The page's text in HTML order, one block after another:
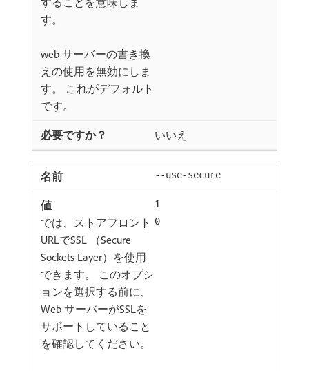
す。
web サーバーの書き換
えの使用を無効にしま
す。 これがデフォルト
です。
いいえ
--use-secure
1
では、ストアフロント
URLでSSL （Secure
Sockets Layer）を使用
できます。 このオプシ
ョンを選択する前に、
Web サーバーがSSLを
サポートしていること
を確認してください。
0